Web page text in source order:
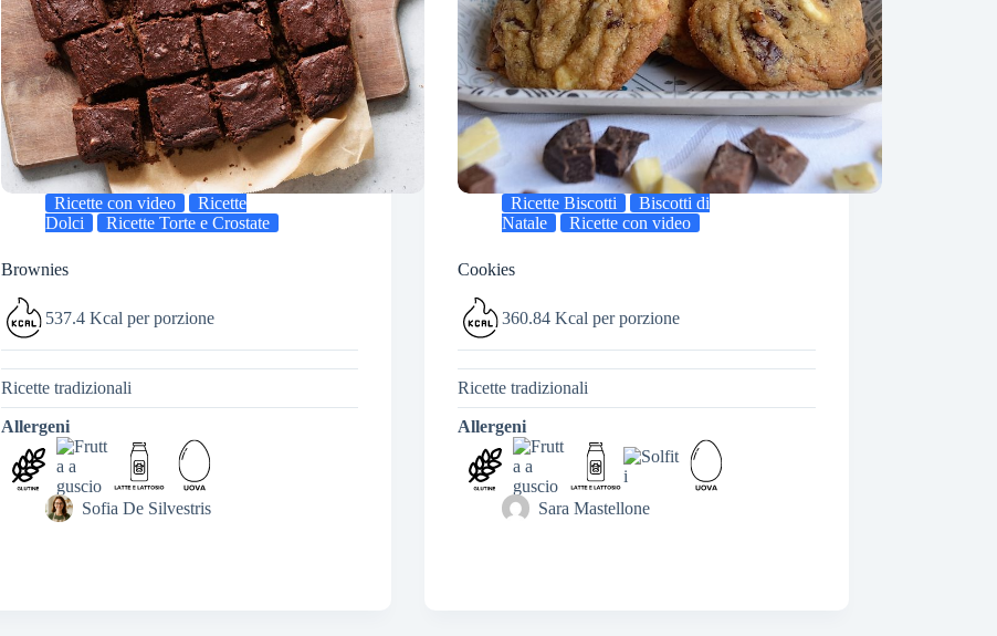
Ricette con video
Ricette
Dolci
Ricette Torte e Crostate
Brownies
537.4 Kcal per porzione
Ricette tradizionali
Allergeni
Sofia De Silvestris
Ricette Biscotti
Biscotti di
Natale
Ricette con video
Cookies
360.84 Kcal per porzione
Ricette tradizionali
Allergeni
Sara Mastellone